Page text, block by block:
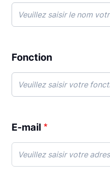
Fonction
E-mail